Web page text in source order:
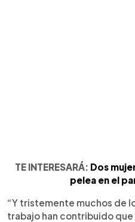
TE INTERESARÁ: Dos
pelea en el
“Y tristemente muchos de
trabajo han contribuido